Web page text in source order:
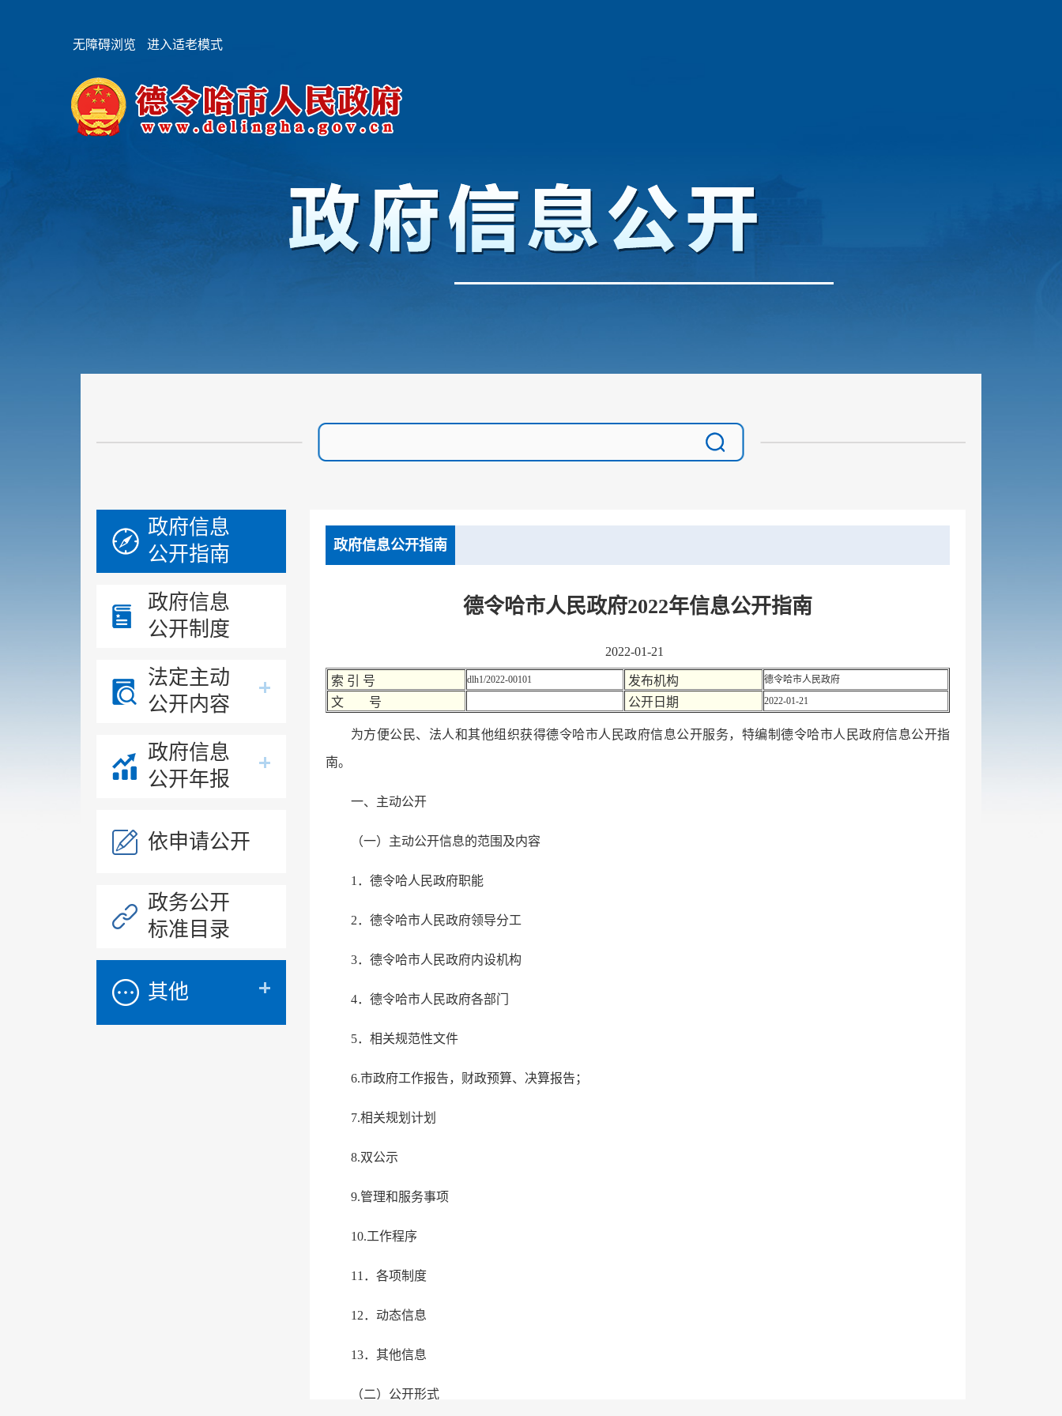
无障碍浏览 进入适老模式
政府信息
公开指南
政府信息
公开制度
法定主动
公开内容
政府信息
公开年报
依申请公开
政务公开
标准目录
其他
政府信息公开指南
德令哈市人民政府2022年信息公开指南
2022-01-21
索 引 号 dlh1/2022-00101 发布机构 德令哈市人民政府
文 号 公开日期 2022-01-21
为方便公民、法人和其他组织获得德令哈市人民政府信息公开服务，特编制德令哈市人民政府信息公开指
南。
一、主动公开
（一）主动公开信息的范围及内容
1．德令哈人民政府职能
2．德令哈市人民政府领导分工
3．德令哈市人民政府内设机构
4．德令哈市人民政府各部门
5．相关规范性文件
6.市政府工作报告，财政预算、决算报告；
7.相关规划计划
8.双公示
9.管理和服务事项
10.工作程序
11．各项制度
12．动态信息
13．其他信息
（二）公开形式